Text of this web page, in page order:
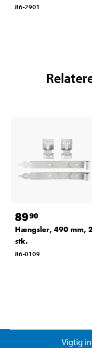
86-2901
8990
Hængsler, 490 mm, 2
stk.
86-0109
Vigtig